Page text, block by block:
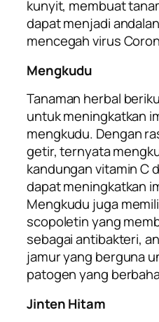
kunyit, membuat
dapat menjadi
mencegah virus
Mengkudu
Tanaman herbal
untuk meningkatkan
mengkudu. Dengan
getir, ternyata
kandungan vitamin C
dapat meningkatkan
Mengkudu juga
scopoletinyang
sebagai antibakteri,
jamur yang berguna
patogen yang
Jinten Hitam